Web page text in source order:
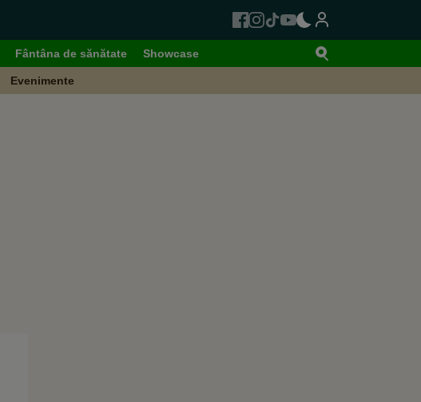
Fântâna de sănătate Showcase
Evenimente